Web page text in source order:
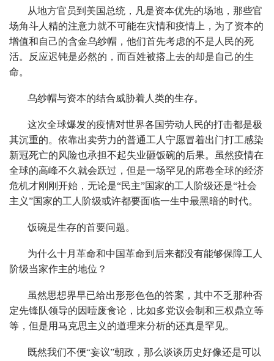
从地方官员到美国总统，凡是资本优先的场地，那些官
场角斗人精的注意力就不可能在灾情和疫情上，为了资本的
增值和自己的含金乌纱帽，他们首先考虑的不是人民的死
活。反应迟钝是必然的，而百姓被搭上去的却是自己的生
命。
乌纱帽与资本的结合威胁着人类的生存。
这次全球爆发的疫情对世界各国劳动人民的打击都是极
其沉重的。依靠出卖劳力的普通工人宁愿冒着出门打工感染
新冠死亡的风险也承担不起失业砸饭碗的后果。虽然疫情在
全球的高峰不久就会跃过，但是一场罕见的席卷全球的经济
危机才刚刚开始，无论是“民主”国家的工人阶级还是“社会
主义”国家的工人阶级或许都要面临一生中最黑暗的时代。
饭碗是生存的首要问题。
为什么十月革命和中国革命到后来都没有能够保障工人
阶级当家作主的地位？
虽然思想界早已给出形形色色的答案，其中不乏那种否
定先锋队领导的因噎废食论，比如多党议会制和三权鼎立等
等，但是用马克思主义的道理来分析的还真是罕见。
既然我们不便“妄议”朝政，那么谈谈历史好像还是可以